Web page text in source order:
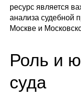
ресурс является
анализа судебной
Москве и
Роль и
суда